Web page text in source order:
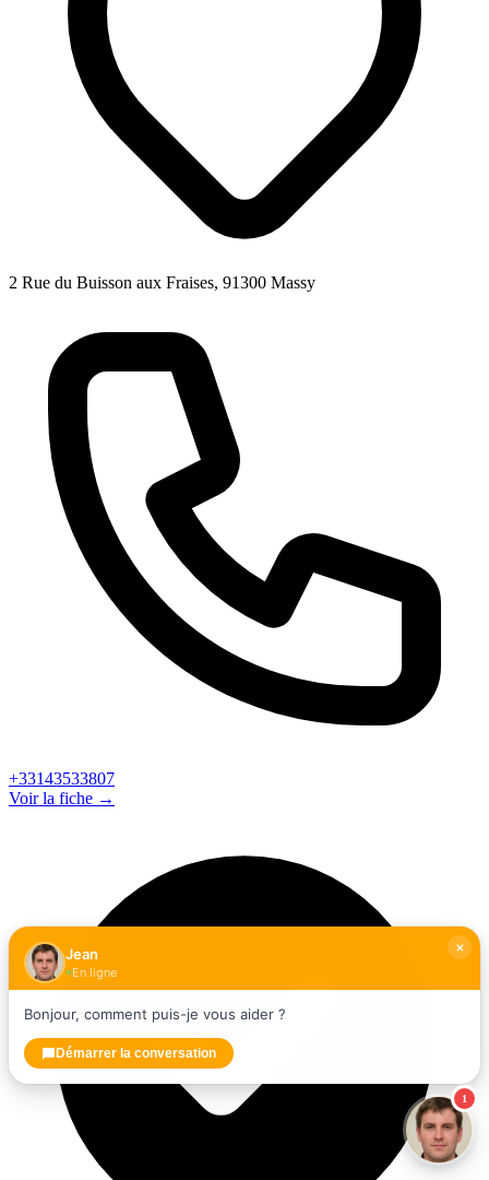
2 Rue du Buisson aux Fraises, 91300 Massy
+33143533807
Voir la fiche →
1
Jean
En ligne
Bonjour, comment puis-je vous aider ?
Démarrer la conversation